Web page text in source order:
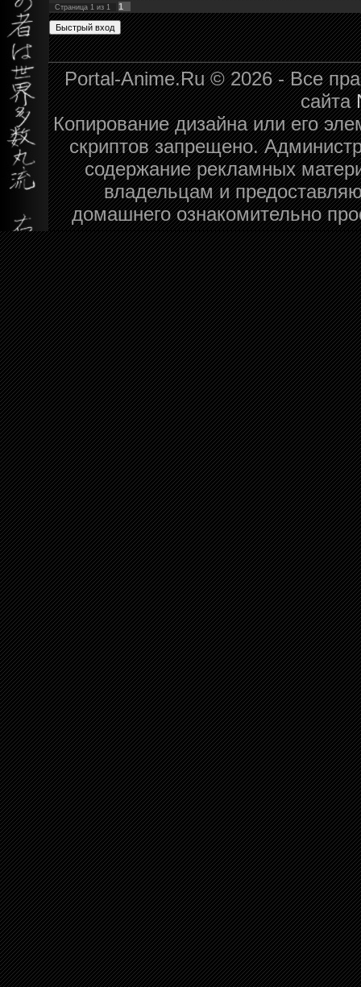
Страница 1 из 1 1
Portal-Anime.Ru © 2026 - Все
сайта
Копирование дизайна или его
скриптов запрещено.
содержание рекламных
владельцам и
домашнего ознакомительно